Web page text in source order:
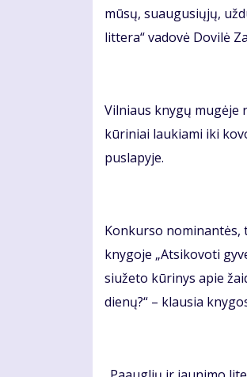
mūsų, suaugusiųjų,
littera“ vadovė Dovilė
Vilniaus knygų mugėje
kūriniai laukiami iki
puslapyje.
Konkurso nominantės,
knygoje „Atsikovoti
siužeto kūrinys apie
dienų?“ – klausia